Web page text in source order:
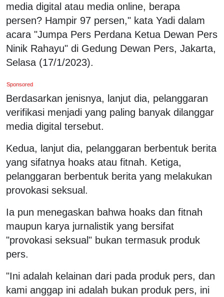
media digital atau media online, berapa
persen? Hampir 97 persen," kata Yadi dalam
acara "Jumpa Pers Perdana Ketua Dewan Pers
Ninik Rahayu" di Gedung Dewan Pers, Jakarta,
Selasa (17/1/2023).
Sponsored
Berdasarkan jenisnya, lanjut dia, pelanggaran
verifikasi menjadi yang paling banyak dilanggar
media digital tersebut.
Kedua, lanjut dia, pelanggaran berbentuk berita
yang sifatnya hoaks atau fitnah. Ketiga,
pelanggaran berbentuk berita yang melakukan
provokasi seksual.
Ia pun menegaskan bahwa hoaks dan fitnah
maupun karya jurnalistik yang bersifat
"provokasi seksual" bukan termasuk produk
pers.
"Ini adalah kelainan dari pada produk pers, dan
kami anggap ini adalah bukan produk pers, ini